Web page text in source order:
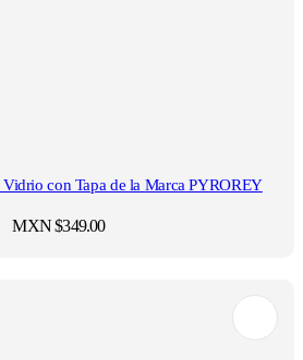
Vidrio con Tapa de la Marca PYROREY
MXN $349.00